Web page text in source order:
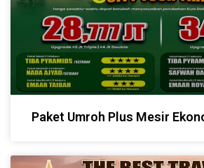
Paket Umroh Plus Mesir